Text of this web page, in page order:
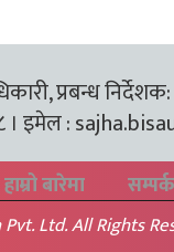
प्रबन्ध
। इमेल :
हाम्रो बारेमा
Ltd. All Rights